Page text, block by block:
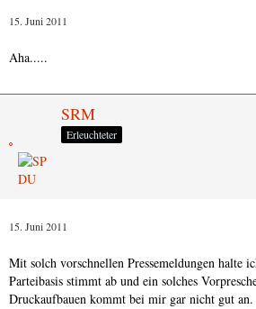
15. Juni 2011
Aha.....
SRM
Erleuchteter
15. Juni 2011
Mit solch vorschnellen Pressemeldungen halte
Parteibasis stimmt ab und ein solches
Druckaufbauen kommt bei mir gar nicht gut an.